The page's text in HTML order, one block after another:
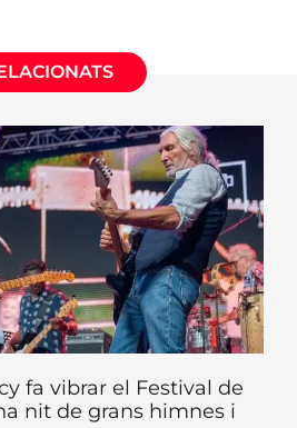
fa vibrar el Festival de
nit de grans himnes i